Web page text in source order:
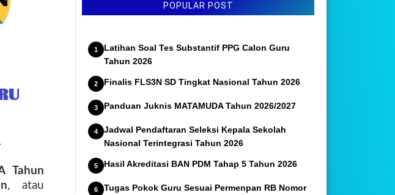
Tahun
, atau
POPULAR POST
Latihan Soal Tes Substantif PPG Calon Guru
Tahun 2026
Finalis FLS3N SD Tingkat Nasional Tahun 2026
Panduan Juknis MATAMUDA Tahun 2026/2027
Jadwal Pendaftaran Seleksi Kepala Sekolah
Nasional Terintegrasi Tahun 2026
Hasil Akreditasi BAN PDM Tahap 5 Tahun 2026
Tugas Pokok Guru Sesuai Permenpan RB Nomor